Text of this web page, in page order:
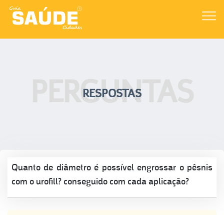
PERGUNTAS
RESPOSTAS
Quanto de diâmetro é possível engrossar o pêsnis
com o urofill? conseguido com cada aplicação?